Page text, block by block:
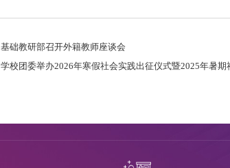
基础教研部召开外籍教师座谈会
学校团委举办2026年寒假社会实践出征仪式暨2025年暑期